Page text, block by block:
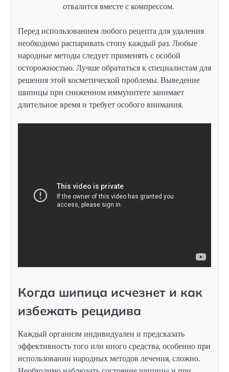
отвалится вместе с компрессом.
Перед использованием любого рецепта для удаления
необходимо распаривать стопу каждый раз. Любые
народные методы следует применять с особой
осторожностью. Лучше обратиться к специалистам для
решения этой косметической проблемы. Выведение
шипицы при сниженном иммунитете занимает
длительное время и требует особого внимания.
Когда шипица исчезнет и как
избежать рецидива
Каждый организм индивидуален и предсказать
эффективность того или иного средства, особенно при
использовании народных методов лечения, сложно.